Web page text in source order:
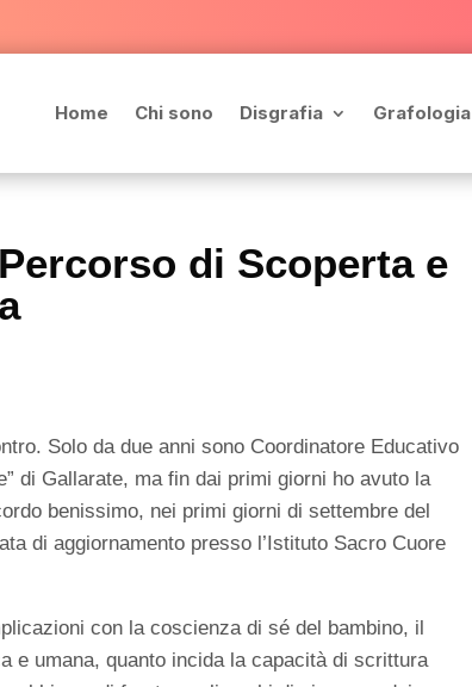
Home Chi sono Disgrafia Grafologia
di Scoperta e
Solo da due anni sono Coordinatore Educativo
di Gallarate, ma fin dai primi giorni ho avuto la
benissimo, nei primi giorni di settembre del
di aggiornamento presso l’Istituto Sacro Cuore
con la coscienza di sé del bambino, il
e umana, quanto incida la capacità di scrittura